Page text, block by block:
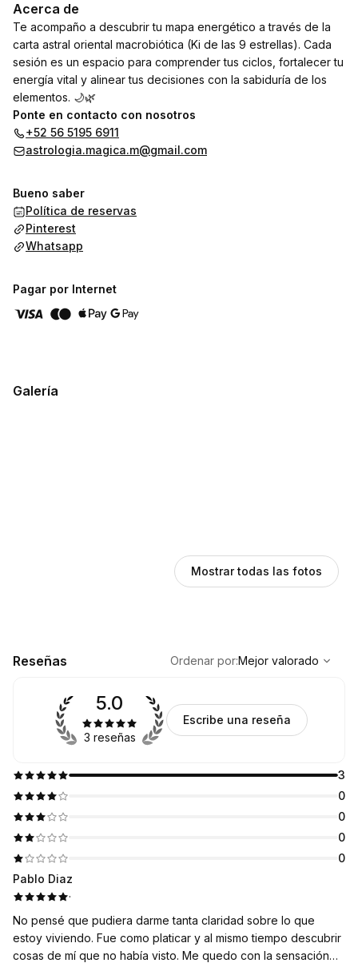
Acerca de
Te acompaño a descubrir tu mapa energético a través de la
carta astral oriental macrobiótica (Ki de las 9 estrellas). Cada
sesión es un espacio para comprender tus ciclos, fortalecer tu
energía vital y alinear tus decisiones con la sabiduría de los
elementos. 🌙🌿
Ponte en contacto con nosotros
+52 56 5195 6911
astrologia.magica.m@gmail.com
Bueno saber
Política de reservas
Pinterest
Whatsapp
Pagar por Internet
Galería
Mostrar todas las fotos
Reseñas
Mejor valorado
Ordenar por:Mejor valorado
3
0
0
0
0
5.0
3 reseñas
Escribe una reseña
Pablo Diaz
·
No pensé que pudiera darme tanta claridad sobre lo que
estoy viviendo. Fue como platicar y al mismo tiempo descubrir
cosas de mí que no había visto. Me quedo con la sensación